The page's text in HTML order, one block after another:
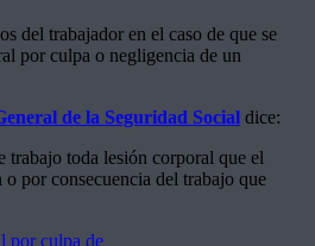
del trabajador en el caso de que se
por culpa o negligencia de un
de la Seguridad Social dice:
trabajo toda lesión corporal que el
por consecuencia del trabajo que